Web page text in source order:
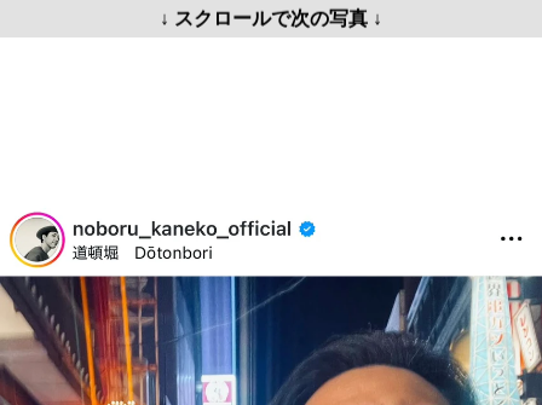
↓ スクロールで次の写真 ↓